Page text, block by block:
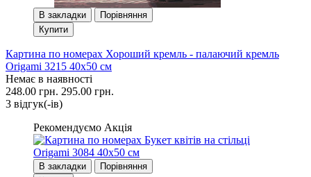
В закладки
Порівняння
Купити
Картина по номерах Хороший кремль - палаючий кремль
Origami 3215 40x50 см
Немає в наявності
248.00 грн. 295.00 грн.
3 вiдгук(-iв)
Рекомендуємо Акція
В закладки
Порівняння